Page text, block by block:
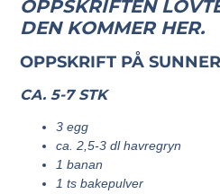
OPPSKRIFTEN
DEN KOMMER HER.
OPPSKRIFT PÅ
CA. 5-7 STK
3 egg
ca. 2,5-3 dl havregryn
1 banan
1 ts bakepulver